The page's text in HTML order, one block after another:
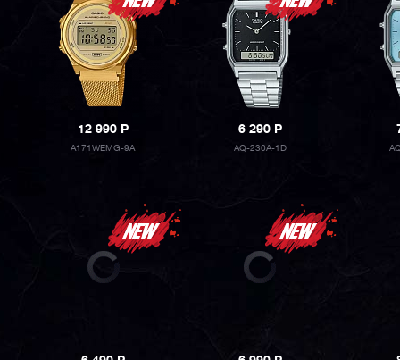
12 990P
A171WEMG-9A
6 290P
AQ-230A-1D